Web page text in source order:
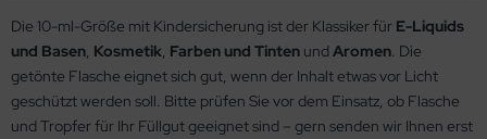
Die 10-ml-Größe mit Kindersicherung ist der Klassiker für E-Liquids
und Basen, Kosmetik, Farben und Tinten und Aromen. Die
getönte Flasche eignet sich gut, wenn der Inhalt etwas vor Licht
geschützt werden soll. Bitte prüfen Sie vor dem Einsatz, ob Flasche
und Tropfer für Ihr Füllgut geeignet sind – gern senden wir Ihnen erst